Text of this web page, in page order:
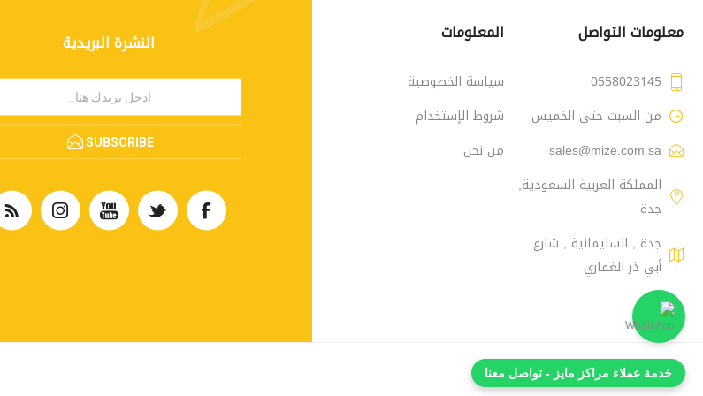
النشرة البريدية
SUBSCRIBE
معلومات التواصل
0558023145
من السبت حتى الخميس
sales@mize.com.sa
المملكة العربية السعودية,
جدة
جدة , السليمانية , شارع
أبي ذر الغفاري
المعلومات
سياسة الخصوصية
شروط الإستخدام
من نحن
Powered bynopCommerce
خدمة عملاء مراكز مايز - تواصل معنا